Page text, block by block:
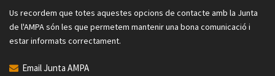
Us recordem que totes aquestes opcions de contacte amb la Junta
de l'AMPA són les que permetem mantenir una bona comunicació i
estar informats correctament.
Email Junta AMPA